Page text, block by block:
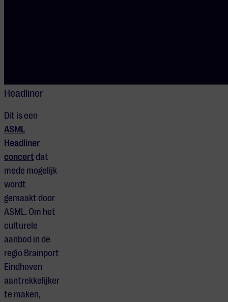
Headliner
Dit is een
ASML
Headliner
concert dat
mede mogelijk
wordt
gemaakt door
ASML. Om het
culturele
aanbod in de
regio Brainport
Eindhoven
aantrekkelijker
te maken,